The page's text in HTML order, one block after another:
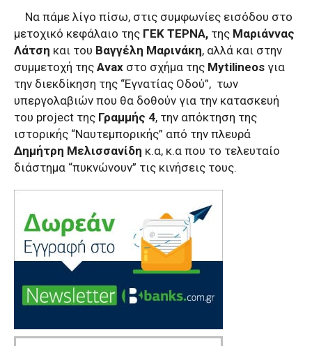
Να πάμε λίγο πίσω, στις συμφωνίες εισόδου στο
μετοχικό κεφάλαιο της ΓΕΚ ΤΕΡΝΑ, της Μαριάννας
Λάτση και του Βαγγέλη Μαρινάκη, αλλά και στην
συμμετοχή της Avax στο σχήμα της Mytilineos για
την διεκδίκηση της “Εγνατίας Οδού”, των
υπεργολαβιών που θα δοθούν για την κατασκευή
του project της Γραμμής 4, την απόκτηση της
ιστορικής “Ναυτεμπορικής” από την πλευρά
Δημήτρη Μελισσανίδη κ.α, κ.α που το τελευταίο
διάστημα “πυκνώνουν” τις κινήσεις τους.